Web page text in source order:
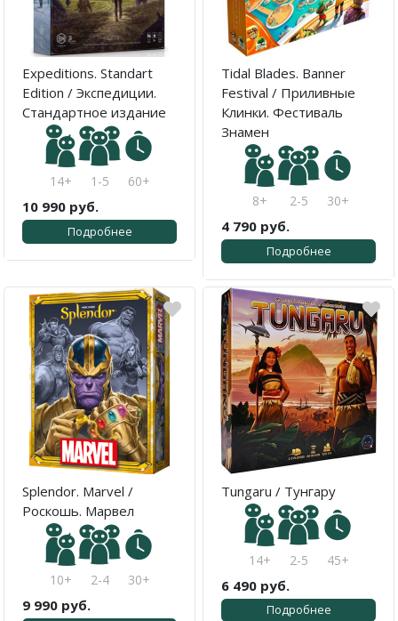
Expeditions. Standart
Edition / Экспедиции.
Стандартное издание
14+ 1-5 60+
10 990 руб.
Подробнее
Tidal Blades. Banner
Festival / Приливные
Клинки. Фестиваль
Знамен
8+ 2-5 30+
4 790 руб.
Подробнее
Splendor. Marvel /
Роскошь. Марвел
10+ 2-4 30+
9 990 руб.
Tungaru / Тунгару
14+ 2-5 45+
6 490 руб.
Подробнее